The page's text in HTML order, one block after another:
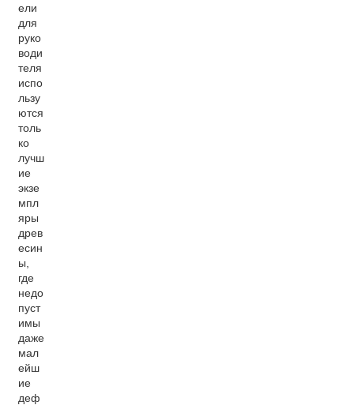
ели
для
руко
води
теля
испо
льзу
ются
толь
ко
лучш
ие
экзе
мпл
яры
древ
есин
ы,
где
недо
пуст
имы
даже
мал
ейш
ие
деф